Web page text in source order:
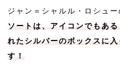
ジャン＝シャルル・ロシュー
ソートは、アイコンでもあ
れたシルバーのボックスに
す！